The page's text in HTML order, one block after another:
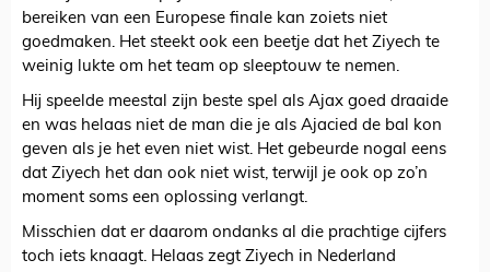
bereiken van een Europese finale kan zoiets niet
goedmaken. Het steekt ook een beetje dat het Ziyech te
weinig lukte om het team op sleeptouw te nemen.
Hij speelde meestal zijn beste spel als Ajax goed draaide
en was helaas niet de man die je als Ajacied de bal kon
geven als je het even niet wist. Het gebeurde nogal eens
dat Ziyech het dan ook niet wist, terwijl je ook op zo’n
moment soms een oplossing verlangt.
Misschien dat er daarom ondanks al die prachtige cijfers
toch iets knaagt. Helaas zegt Ziyech in Nederland